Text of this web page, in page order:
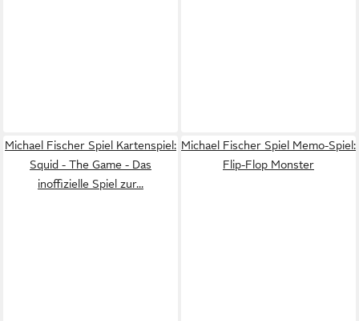
Michael Fischer Spiel Kartenspiel:
Squid - The Game - Das
inoffizielle Spiel zur...
Michael Fischer Spiel Memo-Spiel:
Flip-Flop Monster